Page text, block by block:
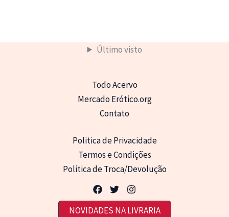
Último visto
Todo Acervo
Mercado Erótico.org
Contato
Politica de Privacidade
Termos e Condições
Politica de Troca/Devolução
NOVIDADES NA LIVRARIA